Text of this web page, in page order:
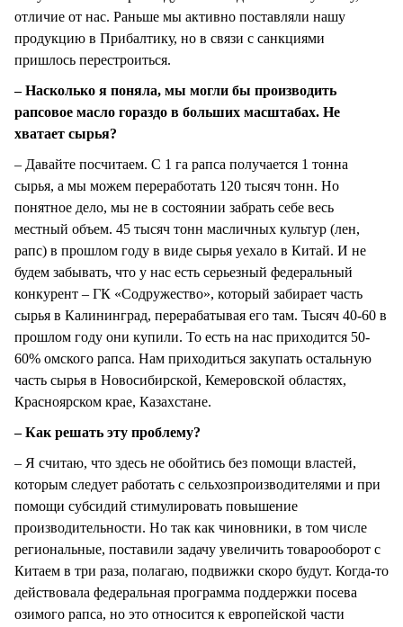
отличие от нас. Раньше мы активно поставляли нашу
продукцию в Прибалтику, но в связи с санкциями
пришлось перестроиться.
– Насколько я поняла, мы могли бы производить
рапсовое масло гораздо в больших масштабах. Не
хватает сырья?
– Давайте посчитаем. С 1 га рапса получается 1 тонна
сырья, а мы можем переработать 120 тысяч тонн. Но
понятное дело, мы не в состоянии забрать себе весь
местный объем. 45 тысяч тонн масличных культур (лен,
рапс) в прошлом году в виде сырья уехало в Китай. И не
будем забывать, что у нас есть серьезный федеральный
конкурент – ГК «Содружество», который забирает часть
сырья в Калининград, перерабатывая его там. Тысяч 40-60 в
прошлом году они купили. То есть на нас приходится 50-
60% омского рапса. Нам приходиться закупать остальную
часть сырья в Новосибирской, Кемеровской областях,
Красноярском крае, Казахстане.
– Как решать эту проблему?
– Я считаю, что здесь не обойтись без помощи властей,
которым следует работать с сельхозпроизводителями и при
помощи субсидий стимулировать повышение
производительности. Но так как чиновники, в том числе
региональные, поставили задачу увеличить товарооборот с
Китаем в три раза, полагаю, подвижки скоро будут. Когда-то
действовала федеральная программа поддержки посева
озимого рапса, но это относится к европейской части